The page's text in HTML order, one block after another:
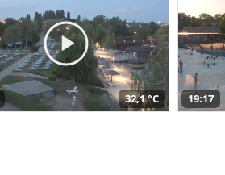
32,1 °C 19:17